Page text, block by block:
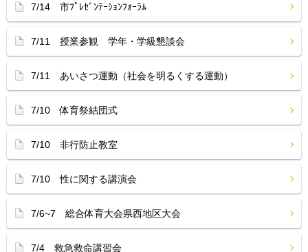
7/14 市ﾌﾟﾚｾﾞﾝﾃｰｼｮﾝﾌｫｰﾗﾑ
7/11 授業参観 学年・学級懇談会
7/11 あいさつ運動（社会を明るくする運動）
7/10 体育祭結団式
7/10 非行防止教室
7/10 性に関する講演会
7/6~7 総合体育大会県西地区大会
7/4 救急救命講習会